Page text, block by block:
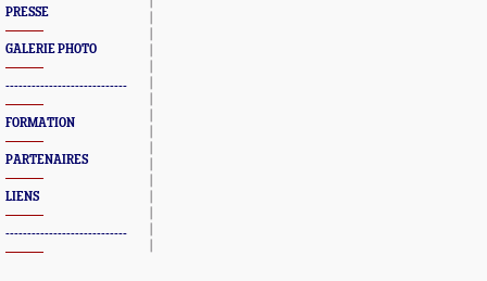
PRESSE
GALERIE PHOTO
----------------------------
FORMATION
PARTENAIRES
LIENS
----------------------------